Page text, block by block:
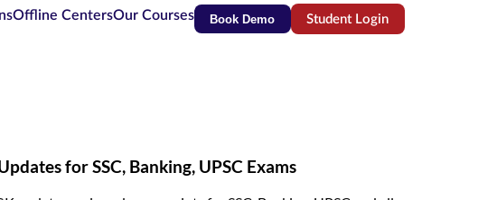
Offline CentersOur Courses Book Demo Student Login(opens in new tab)
for SSC, Banking, UPSC Exams